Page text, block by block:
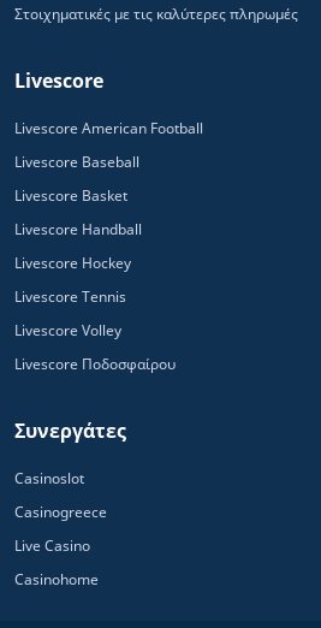
Στοιχηματικές με τις καλύτερες πληρωμές
Livescore
Livescore American Football
Livescore Baseball
Livescore Basket
Livescore Handball
Livescore Hockey
Livescore Tennis
Livescore Volley
Livescore Ποδοσφαίρου
Συνεργάτες
Casinoslot
Casinogreece
Live Casino
Casinohome